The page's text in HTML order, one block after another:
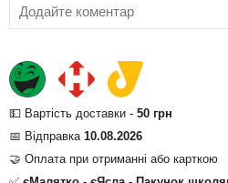
💵 Вартість доставки - 50 грн
📅 Відправка 10.08.2026
🤝 Оплата при отриманні або карткою